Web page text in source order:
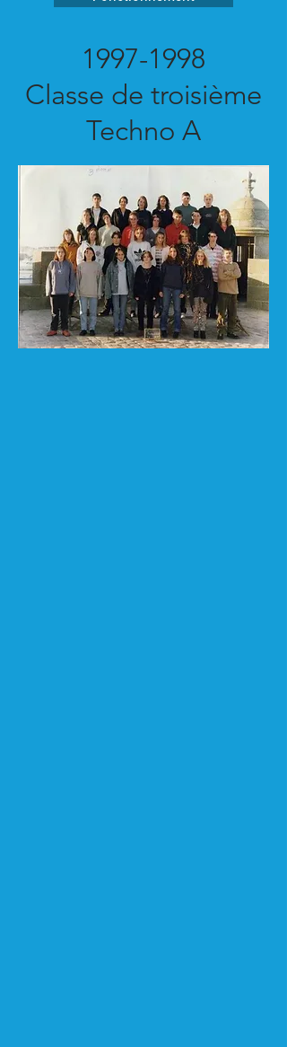
1997-1998
Classe de troisième
Techno A